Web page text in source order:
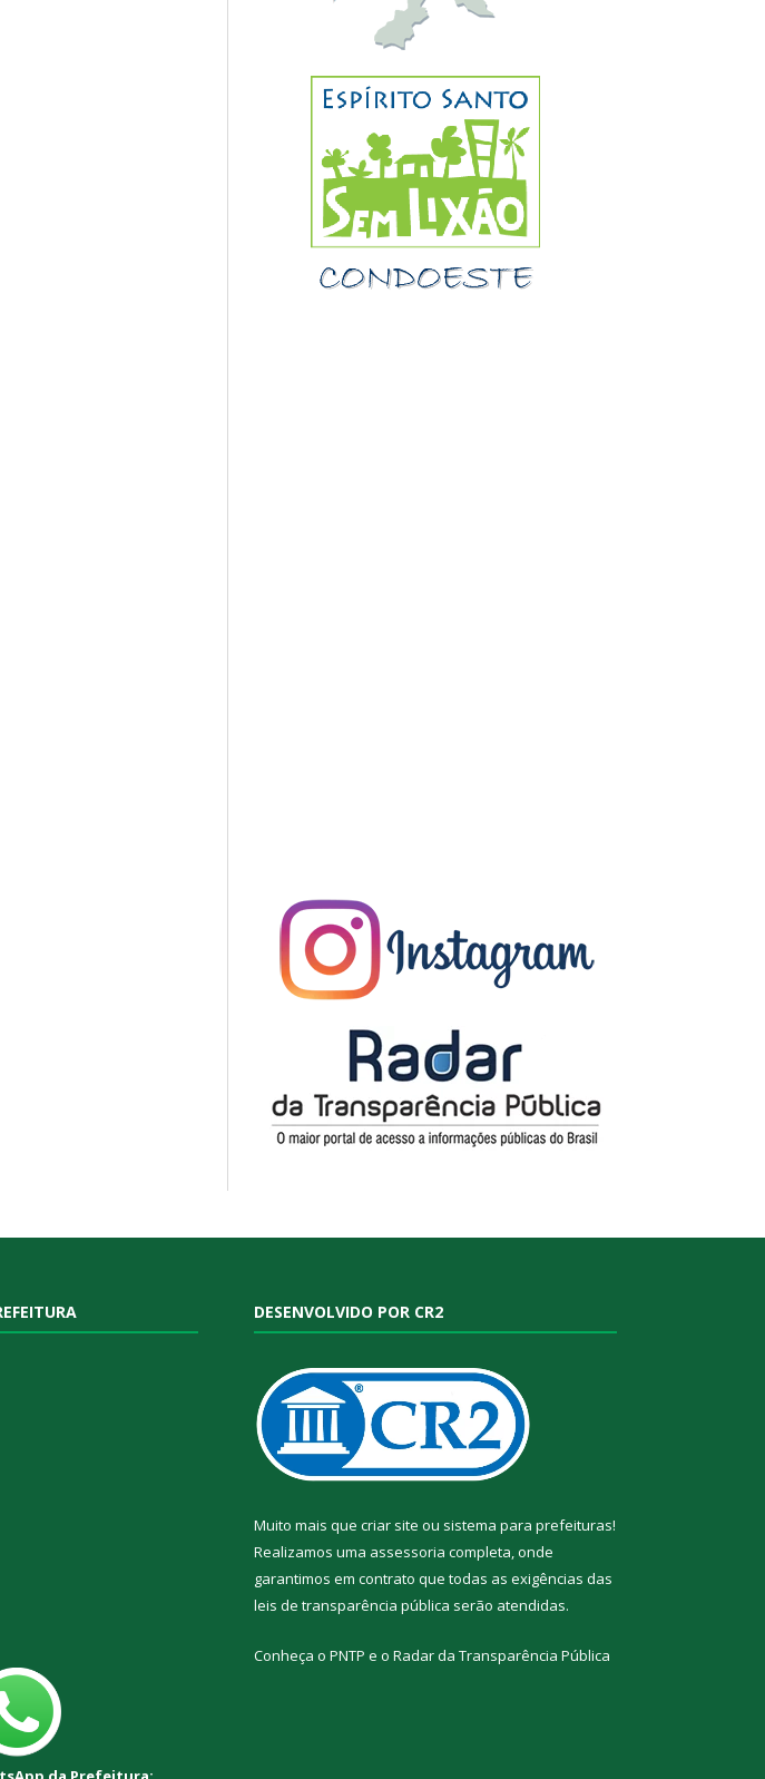
DESENVOLVIDO POR CR2
Muito mais que criar site ou sistema para prefeituras!
Realizamos uma assessoria completa, onde
garantimos em contrato que todas as exigências das
leis de transparência pública serão atendidas.
Conheça o PNTP e o Radar da Transparência Pública